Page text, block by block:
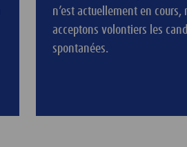
n’est actuellement en cours,
acceptons volontiers les
spontanées.